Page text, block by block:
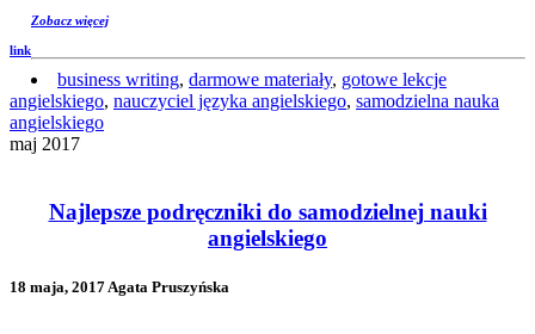
link
Zobacz więcej
business writing, darmowe materiały, gotowe lekcje
angielskiego, nauczyciel języka angielskiego, samodzielna nauka
angielskiego
maj 2017
Najlepsze podręczniki do samodzielnej nauki
angielskiego
18 maja, 2017 Agata Pruszyńska